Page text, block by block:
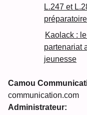
L.247 et
Kaolack :
partenariat
jeunesse
Camou
communication.com
Administrateur: